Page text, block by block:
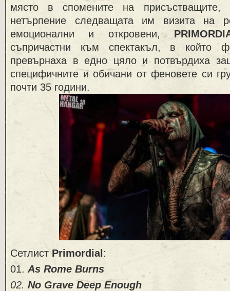
място в спомените на
нетърпение следващата им визита на
емоционални и откровени,
съпричастни към спектакъл, в който
превърнаха в едно цяло и потвърдиха
специфичните и обичани от феновете си
почти 35 години.
Сетлист Primordial:
01. As Rome Burns
02. No Grave Deep Enough